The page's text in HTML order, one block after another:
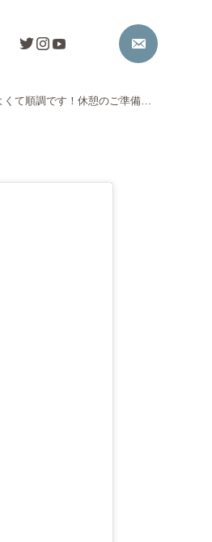
本日建て方！️天気もよくて順調です！休憩のご準備ありがとうございます！ドラえもんも…